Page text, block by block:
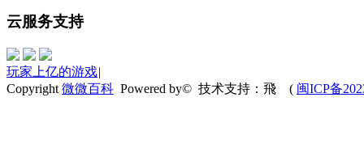
云服务支持
玩家上亿的游戏|
Copyright 微微百科 Powered by© 技术支持：飛 ( 闽ICP备